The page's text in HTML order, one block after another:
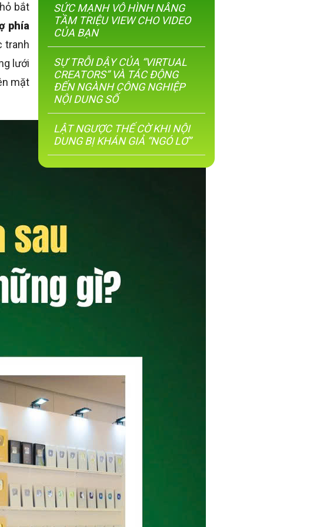
bắt
phía
tranh
lưới
mặt
SỨC MẠNH VÔ HÌNH NÂNG
TẦM TRIỆU VIEW CHO VIDEO
CỦA BẠN
SỰ TRỖI DẬY CỦA “VIRTUAL
CREATORS” VÀ TÁC ĐỘNG
ĐẾN NGÀNH CÔNG NGHIỆP
NỘI DUNG SỐ
LẬT NGƯỢC THẾ CỜ KHI NỘI
DUNG BỊ KHÁN GIẢ “NGÓ LƠ”